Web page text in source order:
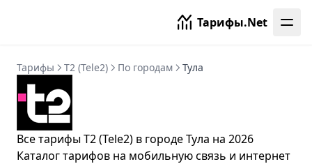
Тарифы.Net
Тарифы T2 (Tele2) По городам Тула
Все тарифы T2 (Tele2) в городе Тула на 2026
Каталог тарифов на мобильную связь и интернет